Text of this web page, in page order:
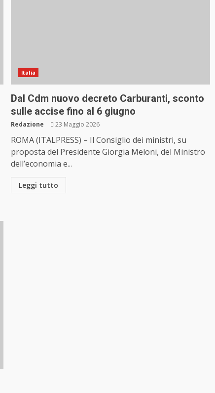
Italia
Dal Cdm nuovo decreto Carburanti, sconto
sulle accise fino al 6 giugno
Redazione 23 Maggio 2026
ROMA (ITALPRESS) – Il Consiglio dei ministri, su
proposta del Presidente Giorgia Meloni, del Ministro
dell’economia e...
Leggi tutto